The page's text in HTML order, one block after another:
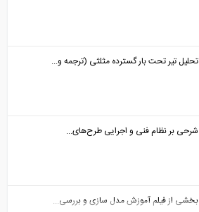
تحلیل تیر تحت بار گسترده مثلثی (ترجمه و...
شرحی بر نظام فنی و اجرایی طرح‌های...
بخشی از فیلم آموزش مدل سازی و بررسی...